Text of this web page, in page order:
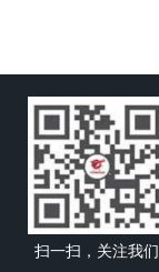
扫一扫，关注我们